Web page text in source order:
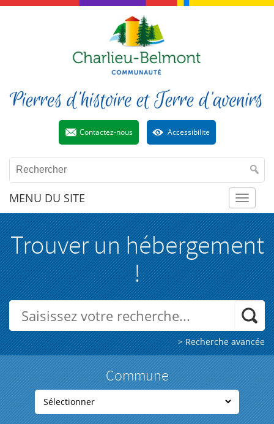
Contactez-nous Accessibilite
MENU DU SITE
Trouver un hébergement
!
> Recherche avancée
Commune